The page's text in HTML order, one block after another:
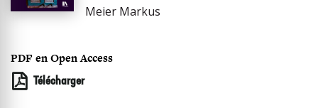
Meier Markus
PDF en Open Access
Télécharger